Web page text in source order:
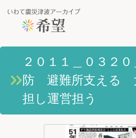
岩手県の被害状況
テーマから探す
２０１１＿０３２
防 避難所支える
担し運営担う